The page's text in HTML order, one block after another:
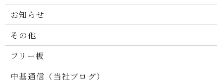
お知らせ
その他
フリー板
中基通信（当社ブログ）